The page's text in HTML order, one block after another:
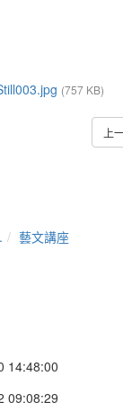
(757 KB)
上
藝文講座
14:48:00
09:08:29